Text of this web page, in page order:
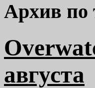
Архив по
августа